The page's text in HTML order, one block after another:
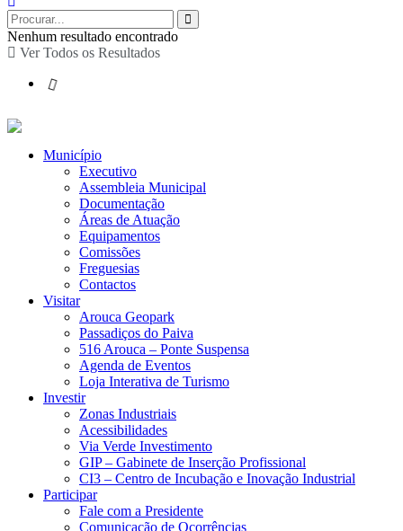
Nenhum resultado encontrado
Ver Todos os Resultados
Município
Executivo
Assembleia Municipal
Documentação
Áreas de Atuação
Equipamentos
Comissões
Freguesias
Contactos
Visitar
Arouca Geopark
Passadiços do Paiva
516 Arouca – Ponte Suspensa
Agenda de Eventos
Loja Interativa de Turismo
Investir
Zonas Industriais
Acessibilidades
Via Verde Investimento
GIP – Gabinete de Inserção Profissional
CI3 – Centro de Incubação e Inovação Industrial
Participar
Fale com a Presidente
Comunicação de Ocorrências